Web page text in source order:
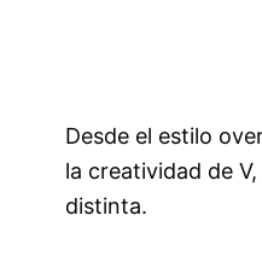
Desde el estilo
la creatividad de
distinta.